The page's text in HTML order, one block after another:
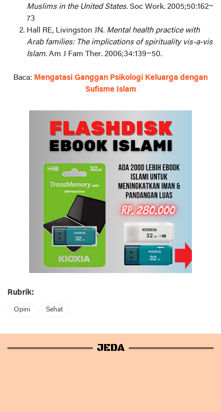
Muslims in the United States. Soc Work. 2005;50:162–
73
Hall RE, Livingston JN. Mental health practice with
Arab families: The implications of spirituality vis-a-vis
Islam. Am J Fam Ther. 2006;34:139–50.
Baca: Mengatasi Ganggan Psikologi Keluarga dengan
Sufisme Islam
Rubrik:
Opini Sehat
JEDA